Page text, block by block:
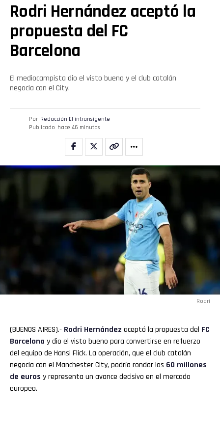
Rodri Hernández aceptó la
propuesta del FC
Barcelona
El mediocampista dio el visto bueno y el club catalán
negocia con el City.
Por Redacción El intransigente
Publicado hace 46 minutos
Rodri
(BUENOS AIRES).- Rodri Hernández aceptó la propuesta del FC
Barcelona y dio el visto bueno para convertirse en refuerzo
del equipo de Hansi Flick. La operación, que el club catalán
negocia con el Manchester City, podría rondar los 60 millones
de euros y representa un avance decisivo en el mercado
europeo.